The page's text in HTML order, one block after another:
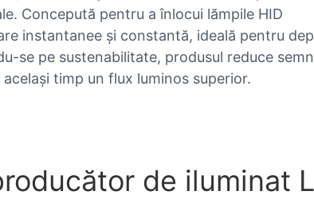
Concepută pentru a înlocui lămpile HID
instantanee și constantă, ideală pentru
se pe sustenabilitate, produsul reduce
timp un flux luminos superior.
de iluminat